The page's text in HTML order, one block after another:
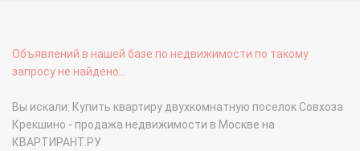
Объявлений в нашей базе по недвижимости по такому
запросу не найдено...
Вы искали: Купить квартиру двухкомнатную поселок Совхоза
Крекшино - продажа недвижимости в Москве на
КВАРТИРАНТ.РУ